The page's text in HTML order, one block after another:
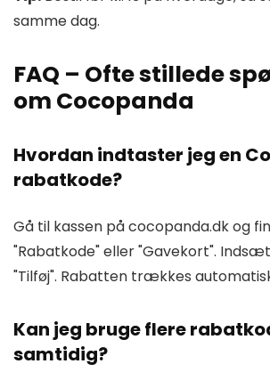
samme dag.
FAQ – Ofte stillede
om Cocopanda
Hvordan indtaster jeg en
rabatkode?
Gå til kassen på cocopanda.dk og
"Rabatkode" eller "Gavekort".
"Tilføj". Rabatten trækkes
Kan jeg bruge flere
samtidig?